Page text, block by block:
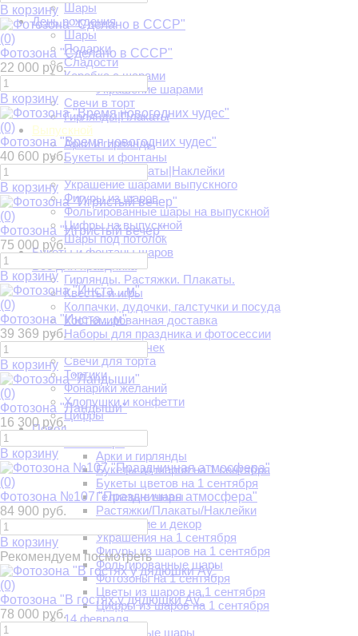
Шары
День рождения
Шары
Подарки
Сладости
Коробка с шарами
Украшение шарами
Свечи в торт
Гирлянды|Плакаты
Выпускной
Арки и гирлянды
Букеты и фонтаны
Растяжки|Плакаты|Наклейки
Украшение шарами выпускного
Фигуры из шаров
Фольгированные шары на выпускной
Цифры на выпускной
Шары под потолок
Букеты и фонтаны шаров
Всё для праздника
Гирлянды. Растяжки. Плакаты.
Квесты и игры
Колпачки, дудочки, галстучки и посуда
Костюмированная доставка
Наборы для праздника и фотосессии
Салют из бабочек
Свечи для торта
Тортики
Фонарики желаний
Хлопушки и конфетти
Цифры
Повод
Арки и гирлянды
Букеты из шаров на 1 сентября
Букеты цветов на 1 сентября
Гелиевые шары
Растяжки/Плакаты/Наклейки
Украшение и декор
Украшения на 1 сентября
Фигуры из шаров на 1 сентября
Фольгированные шары
Фотозоны на 1 сентября
Цветы из шаров на 1 сентября
Цифры из шаров на 1 сентября
14 февраля
Воздушные шары
В корзину
(0)
Фотозона "Сделано в СССР"
22 000 руб.
В корзину
(0)
Фотозона "Время новогодних чудес"
40 600 руб.
В корзину
(0)
Фотозона "Игристый вечер"
75 000 руб.
В корзину
(0)
Фотозона "Инста....м"
39 369 руб.
В корзину
(0)
Фотозона "Ландыши"
16 300 руб.
В корзину
(0)
Фотозона №107 "Праздничная атмосфера"
84 900 руб.
В корзину
Рекомендуем посмотреть
(0)
Фотозона "В гостях у дядюшки Ау"
78 000 руб.